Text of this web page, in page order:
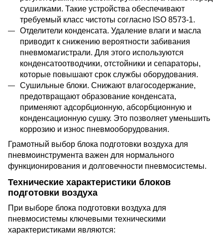
сушилками. Такие устройства обеспечивают
требуемый класс чистоты согласно ISO 8573-1.
Отделители конденсата. Удаление влаги и масла
приводит к снижению вероятности забивания
пневмомагистрали. Для этого используются
конденсатоотводчики, отстойники и сепараторы,
которые повышают срок службы оборудования.
Сушильные блоки. Снижают влагосодержание,
предотвращают образование конденсата,
применяют адсорбционную, абсорбционную и
конденсационную сушку. Это позволяет уменьшить
коррозию и износ пневмооборудования.
Грамотный выбор блока подготовки воздуха для
пневмоинструмента важен для нормального
функционирования и долговечности пневмосистемы.
Технические характеристики блоков
подготовки воздуха
При выборе блока подготовки воздуха для
пневмосистемы ключевыми техническими
характеристиками являются: